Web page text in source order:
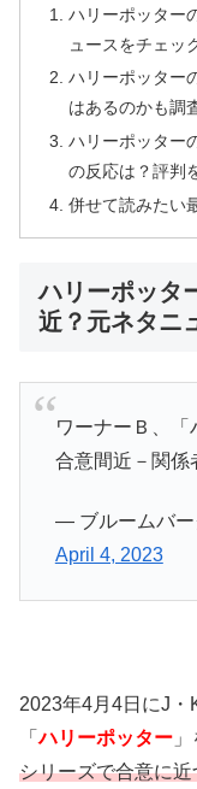
ハリーポッター
ュースをチェッ
ハリーポッター
はあるのかも調
ハリーポッター
の反応は？評判
併せて読みたい
ハリーポッタ
近？元ネタニ
ワーナーＢ、
合意間近－関係
— ブルームバー
April 4, 2023
2023年4月4日にJ・
「ハリーポッター
シリーズで合意に